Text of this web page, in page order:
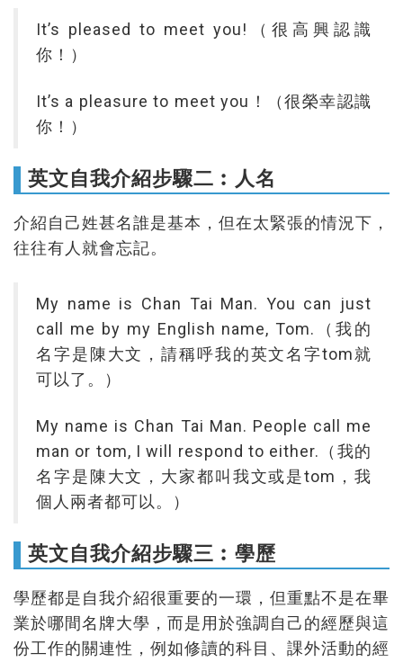
It’s pleased to meet you!（很高興認識
你！）
It’s a pleasure to meet you！（很榮幸認識
你！）
英文自我介紹步驟二︰人名
介紹自己姓甚名誰是基本，但在太緊張的情況下，
往往有人就會忘記。
My name is Chan Tai Man. You can just
call me by my English name, To m.（我的
名字是陳大文，請稱呼我的英文名字tom就
可以了。）
My name is Chan Tai Man. People call me
man or tom, I will respond to either.（我的
名字是陳大文，大家都叫我文或是tom，我
個人 兩者都可以。）
英文自我介紹步驟三︰學歷
學歷都是自我介紹很重要的一環，但重點不是在畢
業於哪間名牌大學，而是用於 強調自己的經歷與這
份工作的關連性，例如修讀的科目、課外活動的經